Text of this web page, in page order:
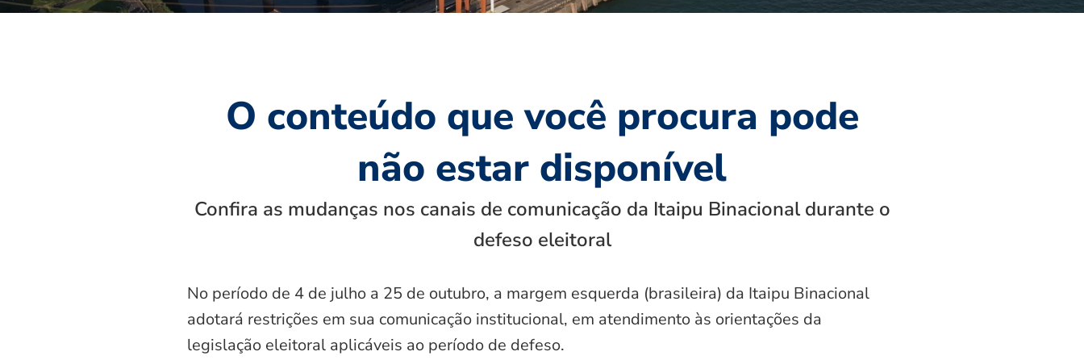
O conteúdo que você procura pode
não estar disponível
Confira as mudanças nos canais de comunicação da Itaipu Binacional durante o
defeso eleitoral
No período de 4 de julho a 25 de outubro, a margem esquerda (brasileira) da Itaipu Binacional
adotará restrições em sua comunicação institucional, em atendimento às orientações da
legislação eleitoral aplicáveis ao período de defeso.